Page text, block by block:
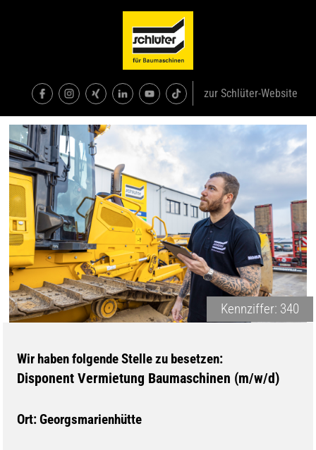
zur Schlüter-Website
Kennziffer: 340
Wir haben folgende Stelle zu besetzen:
Disponent Vermietung Baumaschinen (m/w/d)
Ort: Georgsmarienhütte